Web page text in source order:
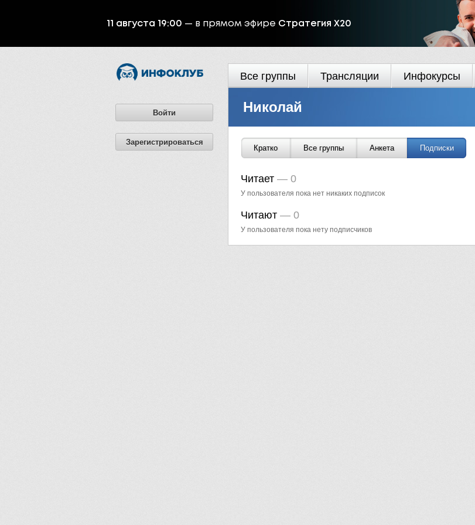
11 августа 19:00 — в прямом эфире Стратегия Х20
Войти
Зарегистрироваться
Все группы Трансляции Инфокурсы
Николай
Кратко Все группы Анкета Подписки
Читает — 0
У пользователя пока нет никаких подписок
Читают — 0
У пользователя пока нету подписчиков